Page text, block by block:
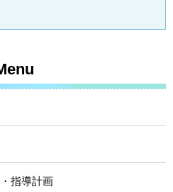
指導計画